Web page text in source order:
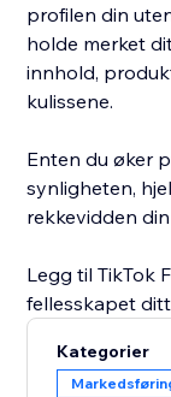
profilen din
holde merket
innhold,
kulissene.
Enten du øker
synligheten,
rekkevidden
Legg til TikTok
fellesskapet
Kategorier